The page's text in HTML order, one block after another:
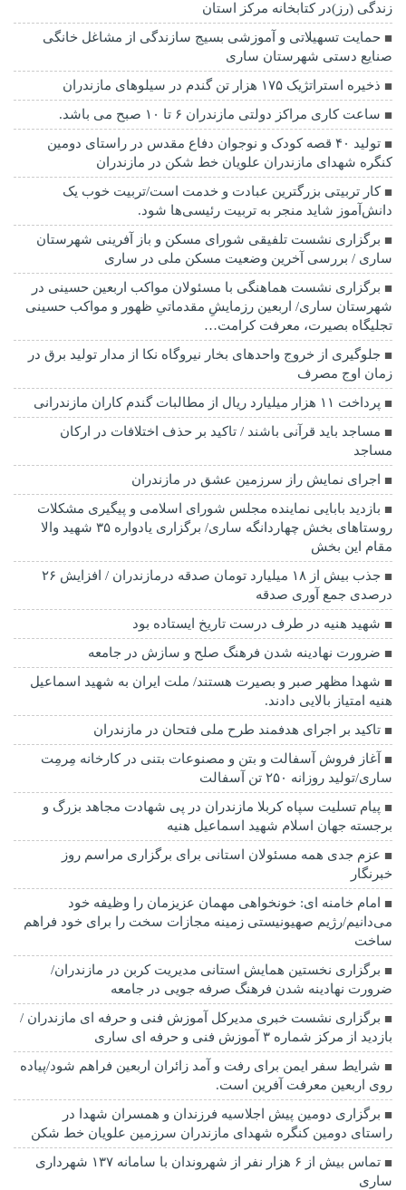
زندگی (رز)در کتابخانه مرکز استان
حمایت تسهیلاتی و آموزشی بسیج سازندگی از مشاغل خانگی
صنایع دستی شهرستان ساری
ذخیره استراتژیک ۱۷۵ هزار تن گندم در سیلوهای مازندران
ساعت کاری مراکز دولتی مازندران ۶ تا ۱۰ صبح می باشد.
تولید ۴۰ قصه کودک و نوجوان دفاع مقدس در راستای دومین
کنگره شهدای مازندران علویان خط شکن در مازندران
کار تربیتی بزرگترین عبادت و خدمت است/تربیت خوب یک
دانش‌آموز شاید منجر به تربیت رئیسی‌ها شود.
برگزاری ‌نشست تلفیقی شورای مسکن و باز آفرینی شهرستان
ساری / بررسی آخرین وضعیت مسکن ملی در ساری
برگزاری نشست هماهنگی با مسئولان مواکب اربعین حسینی در
شهرستان ساری/ اربعین رزمایشِ مقدماتیِ ظهور و مواکب حسینی
تجلیگاه بصیرت، معرفت کرامت…
جلوگیری از خروج واحدهای بخار نیروگاه نکا از مدار تولید برق در
زمان اوج مصرف
پرداخت ۱۱ هزار میلیارد ریال از مطالبات گندم کاران مازندرانی
مساجد باید قرآنی باشند / تاکید بر حذف اختلافات در ارکان
مساجد
اجرای نمایش راز سرزمین عشق در مازندران
بازدید بابایی نماینده مجلس شورای اسلامی و پیگیری مشکلات
روستاهای بخش چهاردانگه ساری/ برگزاری یادواره ۳۵ شهید والا
مقام این بخش
جذب بیش از ۱۸ میلیارد تومان صدقه درمازندران / افزایش ۲۶
درصدی جمع آوری صدقه
شهید هنیه در طرف درست تاریخ ایستاده بود
ضرورت نهادینه شدن فرهنگ صلح و سازش در جامعه
شهدا مظهر صبر و بصیرت هستند/ ملت ایران به شهید اسماعیل
هنیه امتیاز بالایی دادند.
تاکید بر اجرای هدفمند طرح ملی فتحان در مازندران
آغاز فروش آسفالت و بتن و مصنوعات بتنی در کارخانه مِرمِت
ساری/تولید روزانه ۲۵۰ تن آسفالت
پیام تسلیت سپاه کربلا مازندران در پی شهادت مجاهد بزرگ و
برجسته جهان اسلام شهید اسماعیل هنیه
عزم جدی همه مسئولان استانی برای برگزاری مراسم روز
خبرنگار
امام خامنه ای: خونخواهی مهمان عزیزمان را وظیفه خود
می‌دانیم/رژیم صهیونیستی زمینه مجازات سخت را برای خود فراهم
ساخت
برگزاری نخستین همایش استانی مدیریت کربن در مازندران/
ضرورت نهادینه شدن فرهنگ صرفه جویی در جامعه
برگزاری نشست خبری مدیرکل آموزش فنی و حرفه ای مازندران /
بازدید از مرکز شماره ۳ آموزش فنی و حرفه ای ساری
شرایط سفر ایمن برای رفت و آمد زائران اربعین فراهم شود/پیاده
روی اربعین معرفت آفرین است.
برگزاری دومین پیش اجلاسیه فرزندان و همسران شهدا در
راستای دومین کنگره شهدای مازندران سرزمین علویان خط شکن
تماس بیش از ۶ هزار نفر از شهروندان با سامانه ۱۳۷ شهرداری
ساری